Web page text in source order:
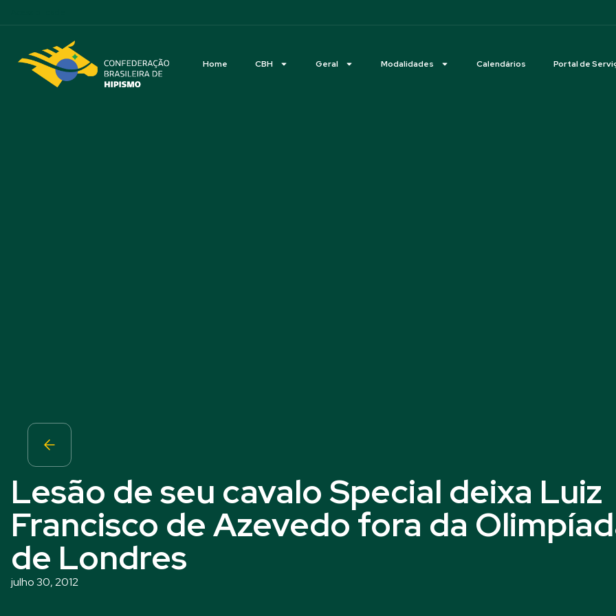
Home CBH Geral Modalidades Calendários Portal de
Lesão de seu cavalo Special deixa Luiz
Francisco de Azevedo fora da
de Londres
julho 30, 2012